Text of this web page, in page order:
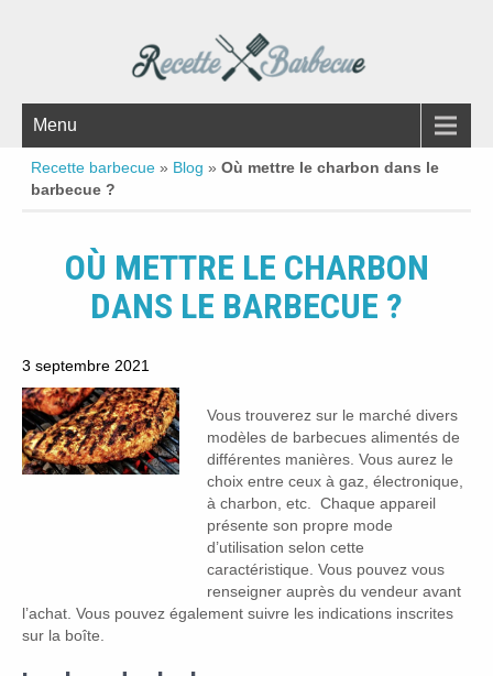
Menu
Recette barbecue » Blog »Où mettre le charbon dans le
barbecue ?
OÙ METTRE LE CHARBON
DANS LE BARBECUE ?
3 septembre 2021
Vous trouverez sur le marché divers
modèles de barbecues alimentés de
différentes manières. Vous aurez le
choix entre ceux à gaz, électronique,
à charbon, etc. Chaque appareil
présente son propre mode
d’utilisation selon cette
caractéristique. Vous pouvez vous
renseigner auprès du vendeur avant
l’achat. Vous pouvez également suivre les indications inscrites
sur la boîte.